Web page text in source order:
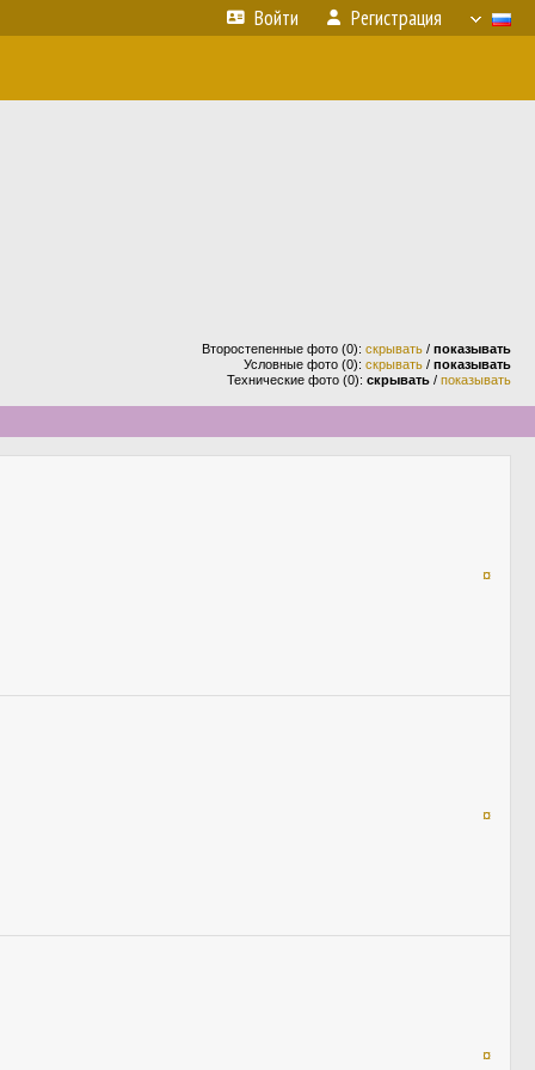
Войти Регистрация
Второстепенные фото (0): скрывать / показывать
Условные фото (0): скрывать / показывать
Технические фото (0): скрывать / показывать
¤
¤
¤